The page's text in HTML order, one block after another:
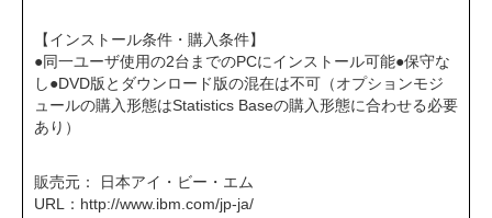
【インストール条件・購入条件】
●同一ユーザ使用の2台までのPCにインストール可能●保守な
し●DVD版とダウンロード版の混在は不可（オプションモジ
ュールの購入形態はStatistics Baseの購入形態に合わせる必要
あり）
販売元： 日本アイ・ビー・エム
URL： http://www.ibm.com/jp-ja/